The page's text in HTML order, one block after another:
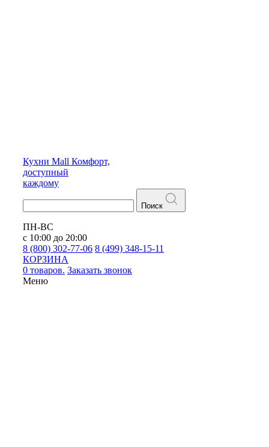
Кухни Mall Комфорт,
доступный
каждому
Поиск
ПН-ВС
с 10:00 до 20:00
8 (800) 302-77-06 8 (499) 348-15-11
КОРЗИНА
0 товаров. Заказать звонок
Меню